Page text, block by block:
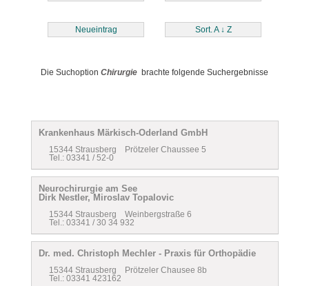
Neueintrag Sort. A ↓ Z
Die Suchoption Chirurgie brachte folgende Suchergebnisse
Krankenhaus Märkisch-Oderland GmbH
15344 Strausberg Prötzeler Chaussee 5
Tel.: 03341 / 52-0
Neurochirurgie am See
Dirk Nestler, Miroslav Topalovic
15344 Strausberg Weinbergstraße 6
Tel.: 03341 / 30 34 932
Dr. med. Christoph Mechler - Praxis für Orthopädie
15344 Strausberg Prötzeler Chausee 8b
Tel.: 03341 423162